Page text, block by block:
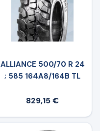
ALLIANCE 500/70 R 24
; 585 164A8/164B TL
829,15 €